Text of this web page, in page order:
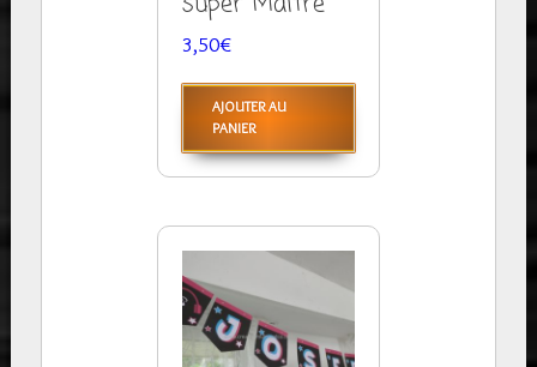
3,50€
AJOUTER AU
PANIER